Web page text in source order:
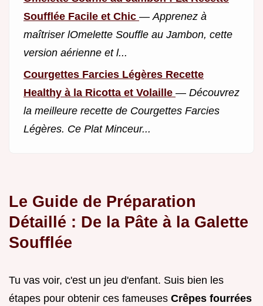
Soufflée Facile et Chic —Apprenez à
maîtriser lOmelette Souffle au Jambon, cette
version aérienne et l...
Courgettes Farcies Légères Recette
Healthy à la Ricotta et Volaille — Découvrez
la meilleure recette de Courgettes Farcies
Légères. Ce Plat Minceur...
Le Guide de Préparation
Détaillé : De la Pâte à la Galette
Soufflée
Tu vas voir, c'est un jeu d'enfant. Suis bien les
étapes pour obtenir ces fameuses Crêpes fourrées